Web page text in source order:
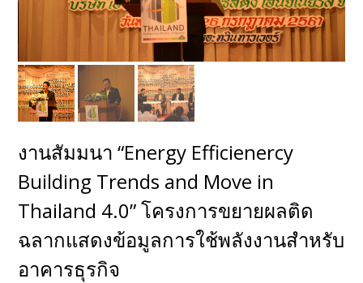
งานสัมมนา “Energy Efficienercy
Building Trends and Move in
Thailand 4.0” โครงการขยายผลติด
ฉลากแสดงข้อมูลการใช้พลังงานสำหรับ
อาคารธุรกิจ